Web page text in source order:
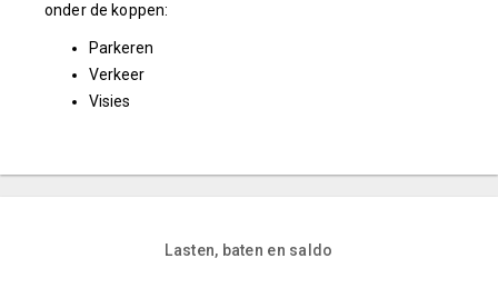
onder de koppen:
Parkeren
Verkeer
Visies
Lasten, baten en saldo